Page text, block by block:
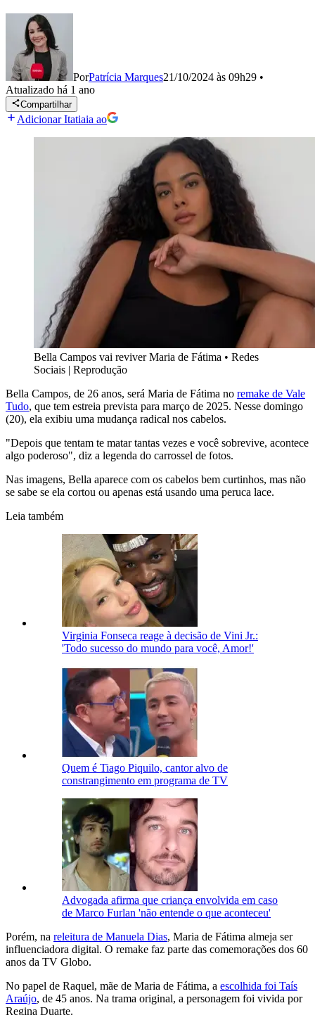
PorPatrícia Marques21/10/2024 às 09h29 •
Atualizado há 1 ano
Compartilhar
Adicionar Itatiaia ao
Bella Campos vai reviver Maria de Fátima • Redes
Sociais | Reprodução
Bella Campos, de 26 anos, será Maria de Fátima no remake de Vale
Tudo, que tem estreia prevista para março de 2025. Nesse domingo
(20), ela exibiu uma mudança radical nos cabelos.
"Depois que tentam te matar tantas vezes e você sobrevive, acontece
algo poderoso", diz a legenda do carrossel de fotos.
Nas imagens, Bella aparece com os cabelos bem curtinhos, mas não
se sabe se ela cortou ou apenas está usando uma peruca lace.
Leia também
Virginia Fonseca reage à decisão de Vini Jr.:
'Todo sucesso do mundo para você, Amor!'
Quem é Tiago Piquilo, cantor alvo de
constrangimento em programa de TV
Advogada afirma que criança envolvida em caso
de Marco Furlan 'não entende o que aconteceu'
Porém, na releitura de Manuela Dias, Maria de Fátima almeja ser
influenciadora digital. O remake faz parte das comemorações dos 60
anos da TV Globo.
No papel de Raquel, mãe de Maria de Fátima, a escolhida foi Taís
Araújo, de 45 anos. Na trama original, a personagem foi vivida por
Regina Duarte.